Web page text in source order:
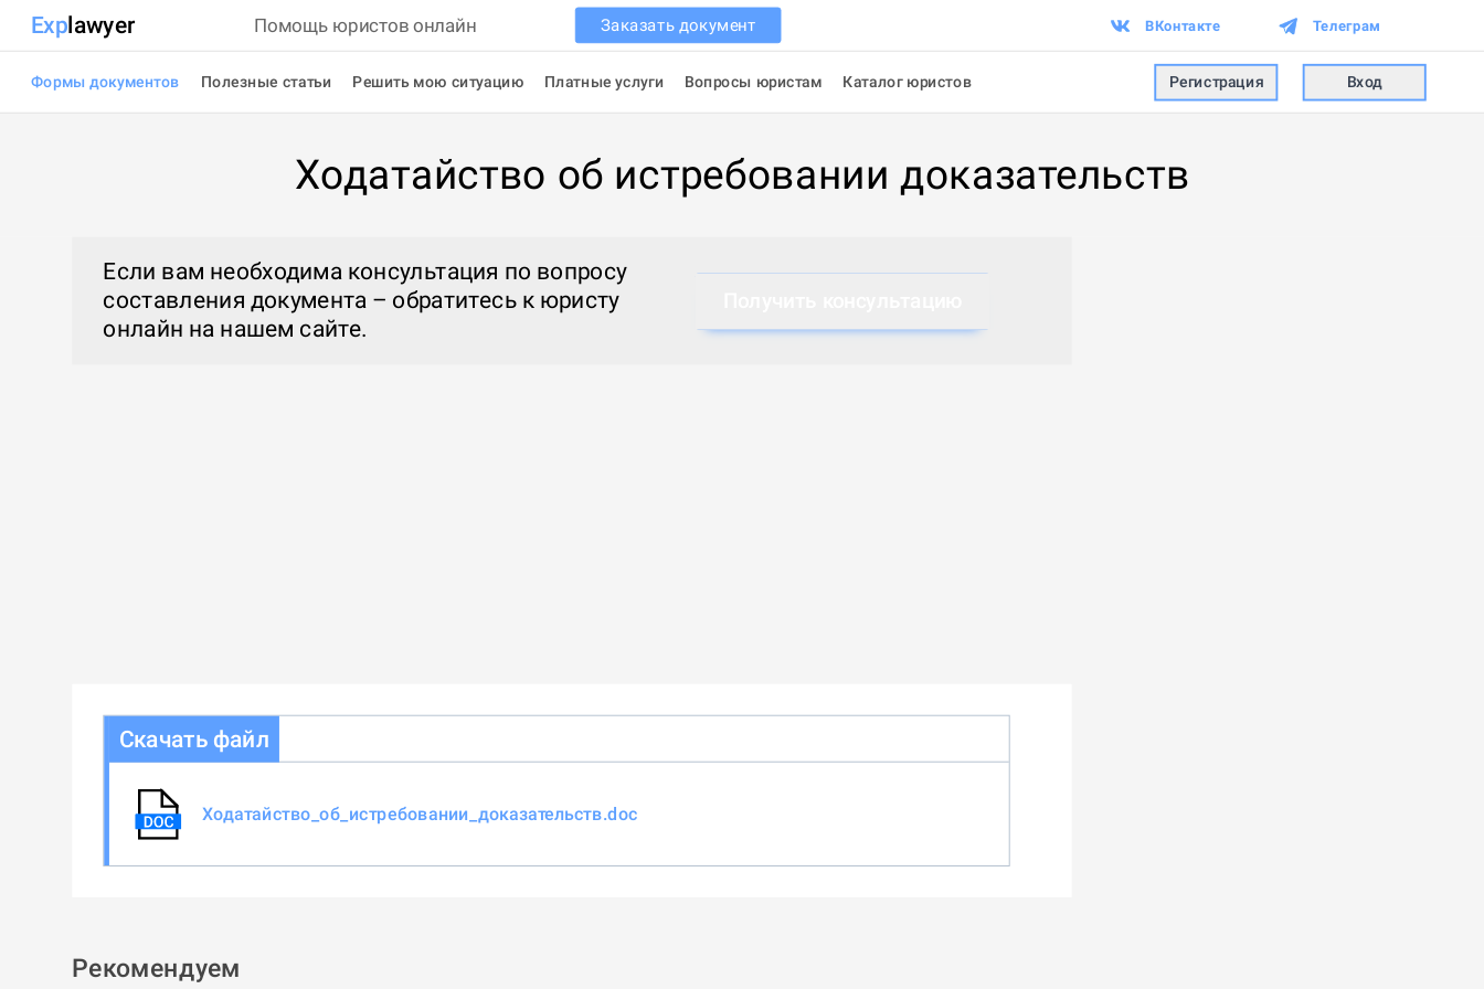
Explawyer Помощь юристов онлайн Заказать документ ВКонтакте Телеграм
Формы документов Полезные статьи Решить мою ситуацию Платные услуги Вопросы юристам Каталог юристов Регистрация Вход
Ходатайство об истребовании доказательств
Если вам необходима консультация по вопросу
составления документа – обратитесь к юристу
онлайн на нашем сайте.
Скачать файл
Ходатайство_об_истребовании_доказательств.doc
Рекомендуем